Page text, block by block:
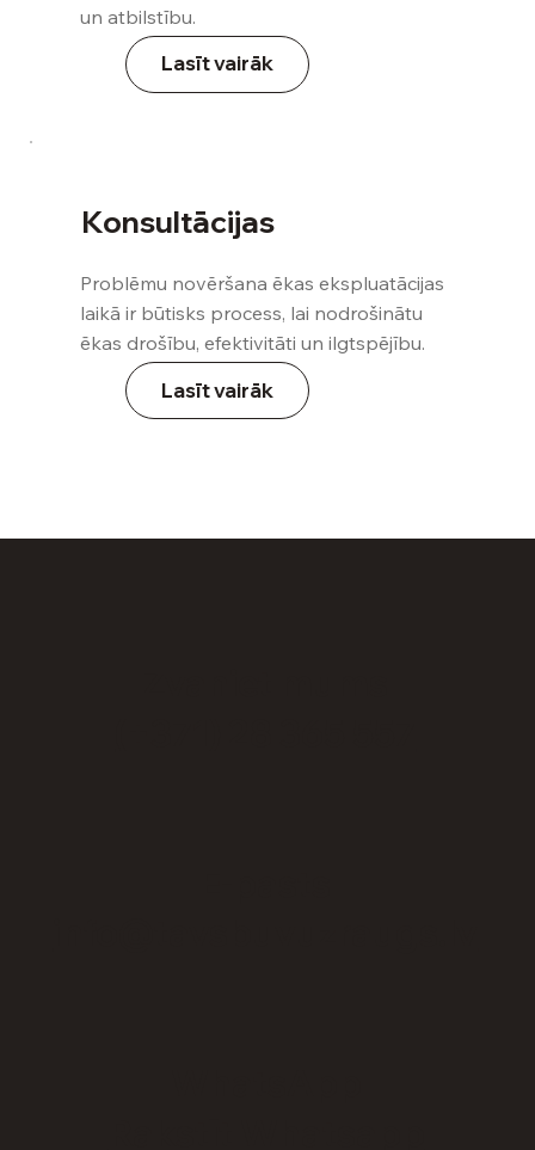
un atbilstību.
Lasīt vairāk
Konsultācijas
Problēmu novēršana ēkas ekspluatācijas
laikā ir būtisks process, lai nodrošinātu
ēkas drošību, efektivitāti un ilgtspējību.
Lasīt vairāk